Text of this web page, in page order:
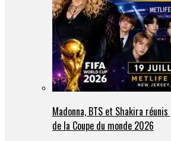
Madonna, BTS et Shakira
de la Coupe du monde 2026